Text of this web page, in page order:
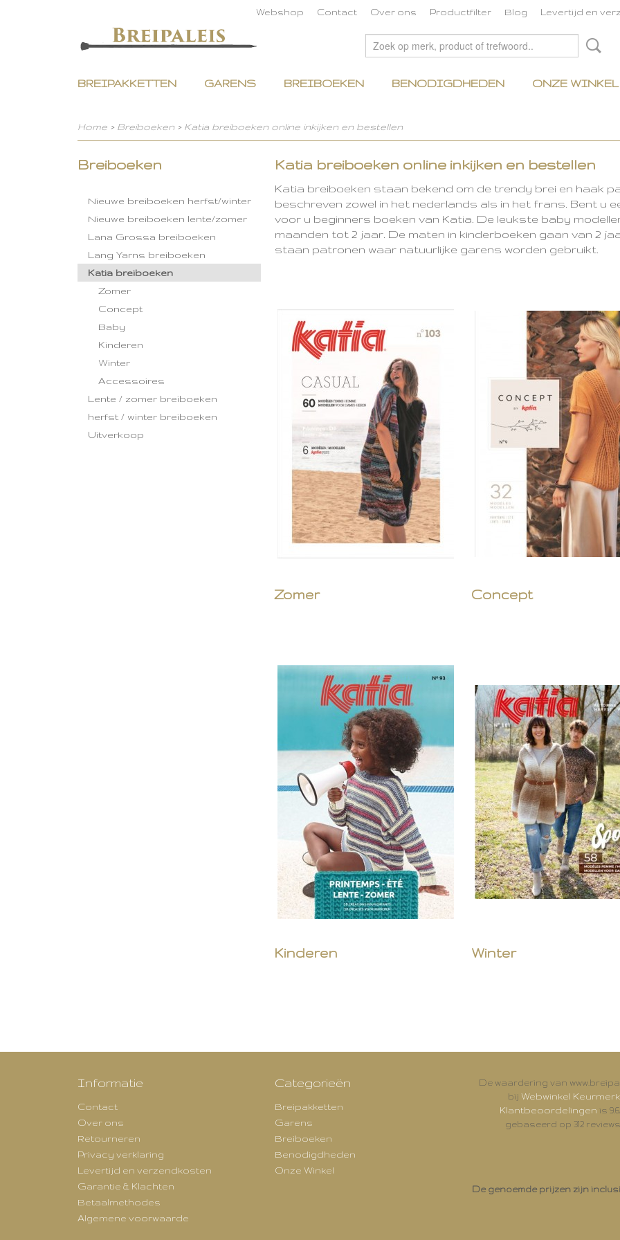
Webshop Contact Over ons Productfilter Blog Levertijd en
BREIPAKKETTEN GARENS BREIBOEKEN BENODIGDHEDEN ONZE WINKEL
Home > Breiboeken > Katia breiboeken online inkijken en bestellen
Breiboeken
Nieuwe breiboeken herfst/winter
Nieuwe breiboeken lente/zomer
Lana Grossa breiboeken
Lang Yarns breiboeken
Katia breiboeken
Zomer
Concept
Baby
Kinderen
Winter
Accessoires
Lente / zomer breiboeken
herfst / winter breiboeken
Uitverkoop
Katia breiboeken online inkijken en bestellen
Katia breiboeken staan bekend om de trendy brei en haak
beschreven zowel in het nederlands als in het frans. Bent u
voor u beginners boeken van Katia. De leukste baby
maanden tot 2 jaar. De maten in kinderboeken gaan van 2
staan patronen waar natuurlijke garens worden gebruikt.
Zomer Concept
Kinderen Winter
Informatie
Contact
Over ons
Retourneren
Privacy verklaring
Levertijd en verzendkosten
Garantie & Klachten
Betaalmethodes
Algemene voorwaarde
Categorieën
Breipakketten
Garens
Breiboeken
Benodigdheden
Onze Winkel
De waardering van
bij Webwinkel Keurmerk
Klantbeoordelingen is
gebaseerd op 312
De genoemde prijzen zijn